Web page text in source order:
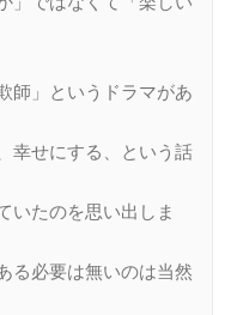
師」というドラマがあ
幸せにする、という話
いたのを思い出しま
る必要は無いのは当然